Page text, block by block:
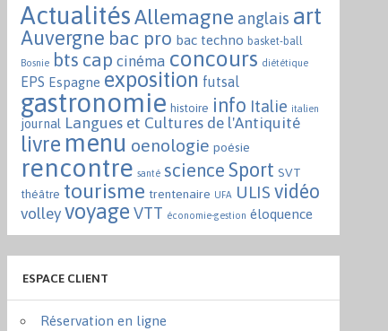
Actualités Allemagne anglais art
Auvergne bac pro bac techno basket-ball
Bosnie bts cap cinéma concours diététique
EPS Espagne exposition futsal
gastronomie histoire info Italie italien
journal Langues et Cultures de l'Antiquité
livre menu oenologie poésie
rencontre santé science Sport SVT
théâtre tourisme trentenaire UFA ULIS vidéo
volley voyage VTT économie-gestion éloquence
ESPACE CLIENT
Réservation en ligne